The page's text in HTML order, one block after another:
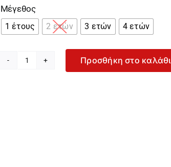
Μέγεθος
1 έτους 2 ετών 3 ετών 4 ετών
Minerva
Προσθήκη στο καλάθι